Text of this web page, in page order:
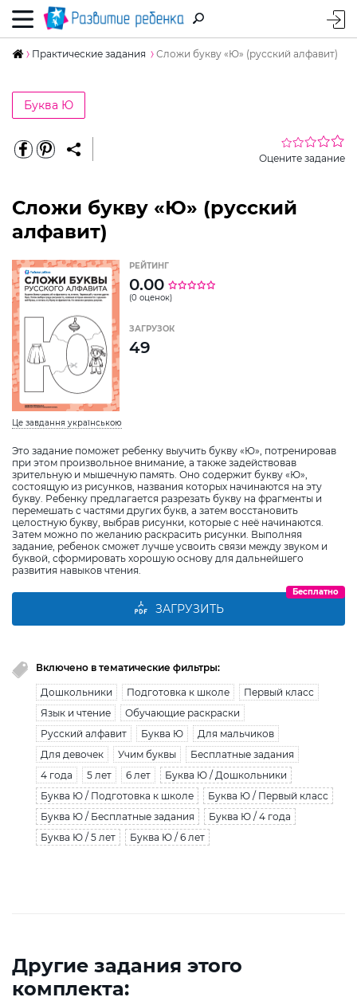
Практические задания Сложи букву «Ю» (русский алфавит)
Буква Ю
Оцените задание
Сложи букву «Ю» (русский
алфавит)
Це завдання українською
Это задание поможет ребенку выучить букву «Ю», потренировав
при этом произвольное внимание, а также задействовав
зрительную и мышечную память. Оно содержит букву «Ю»,
состоящую из рисунков, названия которых начинаются на эту
букву. Ребенку предлагается разрезать букву на фрагменты и
перемешать с частями других букв, а затем восстановить
целостную букву, выбрав рисунки, которые с неё начинаются.
Затем можно по желанию раскрасить рисунки. Выполняя
задание, ребенок сможет лучше усвоить связи между звуком и
буквой, сформировать хорошую основу для дальнейшего
развития навыков чтения.
РЕЙТИНГ
0.00
(0 оценок)
ЗАГРУЗОК
49
ЗАГРУЗИТЬ
Бесплатно
Включено в тематические фильтры:
Дошкольники Подготовка к школе
Первый класс
Язык и чтение
Обучающие раскраски
Русский алфавит
Буква Ю
Для мальчиков
Для девочек
Учим буквы
Бесплатные задания
4 года
5 лет 6 лет
Буква Ю / Дошкольники
Буква Ю / Подготовка к школе
Буква Ю / Первый класс
Буква Ю / Бесплатные задания
Буква Ю / 4 года
Буква Ю / 5 лет
Буква Ю / 6 лет
Другие задания этого
комплекта: